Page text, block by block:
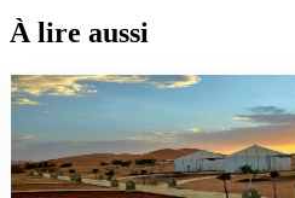
À lire aussi
comparatif
Désert Merzouga ou
Merzouga ou Zagora : quel désert